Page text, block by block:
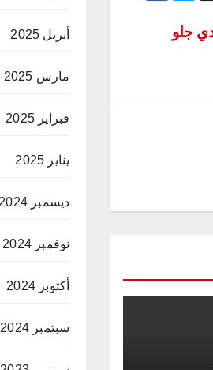
جلو
أبريل 2025
مارس 2025
فبراير 2025
يناير 2025
ديسمبر 2024
نوفمبر 2024
أكتوبر 2024
سبتمبر 2024